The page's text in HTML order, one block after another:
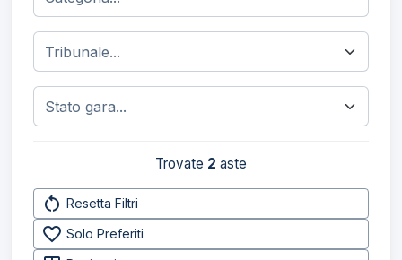
Trovate 2 aste
restart_alt Resetta Filtri
favorite_border Solo Preferiti